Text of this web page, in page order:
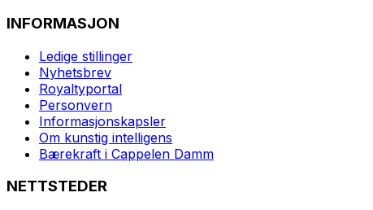
INFORMASJON
Ledige stillinger
Nyhetsbrev
Royaltyportal
Personvern
Informasjonskapsler
Om kunstig intelligens
Bærekraft i Cappelen Damm
NETTSTEDER